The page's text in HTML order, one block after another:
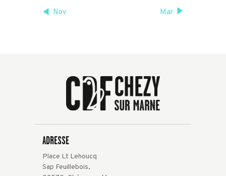
« Nov Mar »
ADRESSE
Place Lt Lehoucq
Sap Feuillebois,